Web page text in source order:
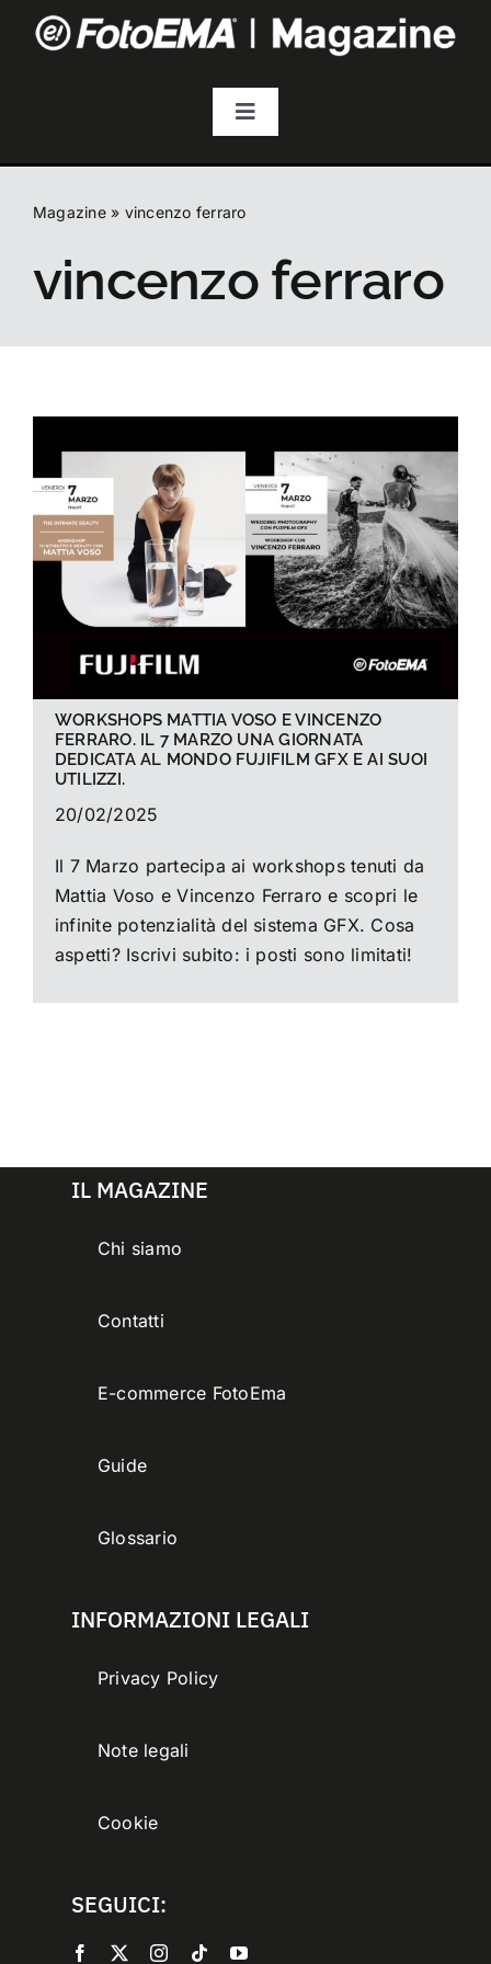
Toggle
Fotografia
Accessori
La foto del mese
Guide
Cerca
Magazine» vincenzo ferraro
vincenzo ferraro
WORKSHOPS MATTIA VOSO E VINCENZO
FERRARO. IL 7 MARZO UNA GIORNATA
DEDICATA AL MONDO FUJIFILM GFX E AI SUOI
UTILIZZI.
20/02/2025
Il 7 Marzo partecipa ai workshops tenuti da
Mattia Voso e Vincenzo Ferraro e scopri le
infinite potenzialità del sistema GFX. Cosa
aspetti? Iscrivi subito: i posti sono limitati!
IL MAGAZINE
Chi siamo
Contatti
E-commerce FotoEma
Guide
Glossario
INFORMAZIONI LEGALI
Privacy Policy
Note legali
Cookie
SEGUICI: